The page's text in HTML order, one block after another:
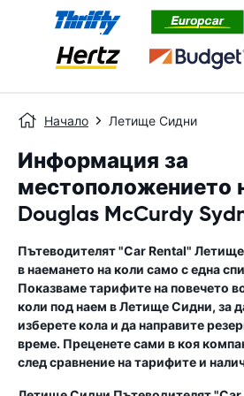
Начало Летище Сидни
Информация за
местоположението
Douglas McCurdy
Пътеводителят "Car Rental"
в наемането на коли само с една
Показваме тарифите на повечето
коли под наем вЛетище Сидни, за
изберете кола и да направите
време. Преценете сами в коя
след сравнение на тарифите и